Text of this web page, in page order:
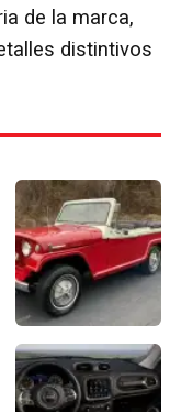
de la marca,
distintivos